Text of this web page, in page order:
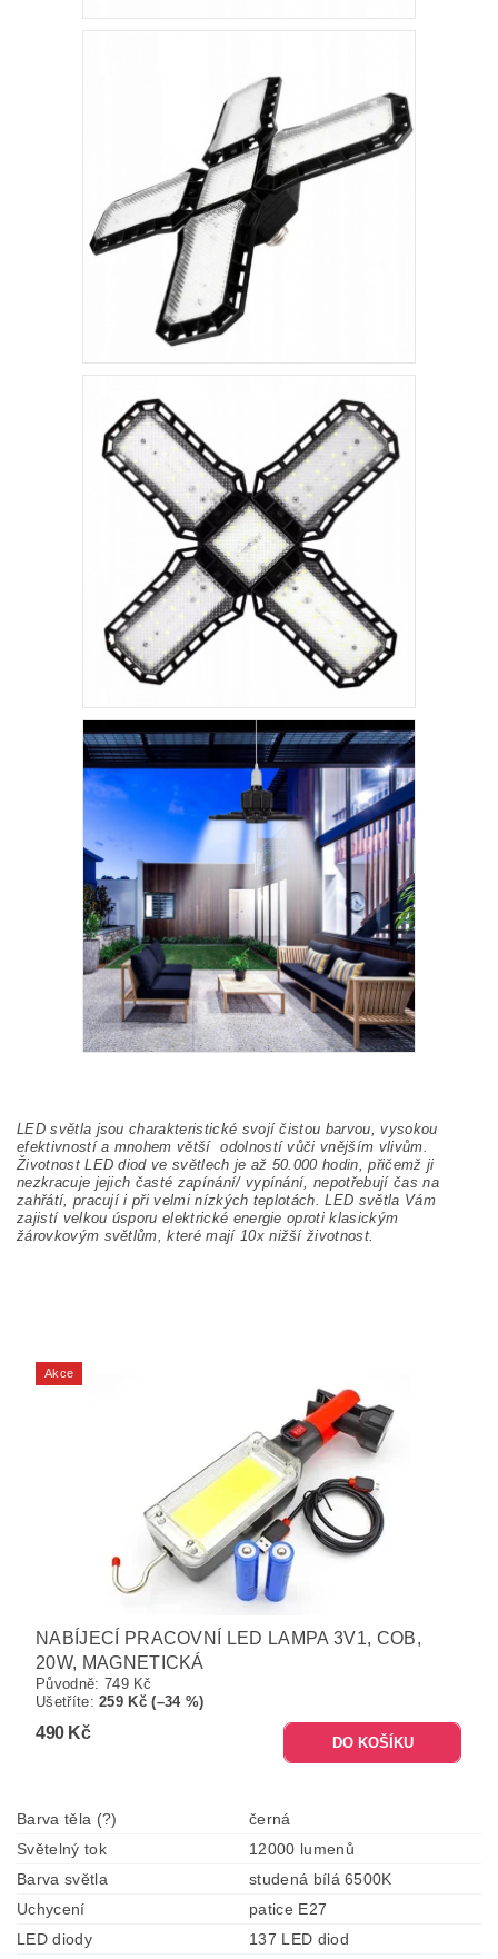
LED světla jsou charakteristické svojí čistou barvou, vysokou
efektivností a mnohem větší odolností vůči vnějším vlivům.
Životnost LED diod ve světlech je až 50.000 hodin, přičemž ji
nezkracuje jejich časté zapínání/ vypínání, nepotřebují čas na
zahřátí, pracují i při velmi nízkých teplotách. LED světla Vám
zajistí velkou úsporu elektrické energie oproti klasickým
žárovkovým světlům, které mají 10x nižší životnost.
Akce
NABÍJECÍ PRACOVNÍ LED LAMPA 3V1, COB,
20W, MAGNETICKÁ
Původně: 749 Kč
Ušetříte:259 Kč (–34 %)
490 Kč
Barva těla (?)
černá
Světelný tok
12000 lumenů
Barva světla
studená bílá 6500K
Uchycení
patice E27
LED diody
137 LED diod